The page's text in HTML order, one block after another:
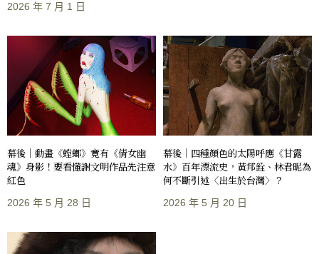
2026 年 7 月 1 日
幕後｜動畫《螳螂》竟有《倩女幽
魂》身影！要看懂謝文明作品先注意
紅色
2026 年 5 月 28 日
幕後｜四種顏色的太陽呼應《甘露
水》百年漂流史，黃邦銓、林君昵為
何不斷引述〈出生於台灣〉？
2026 年 5 月 20 日